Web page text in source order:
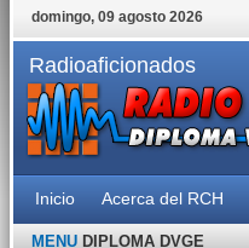
domingo, 09 agosto 2026
Radioaficionados
Inicio Acerca del RCH
MENUDIPLOMA DVGE